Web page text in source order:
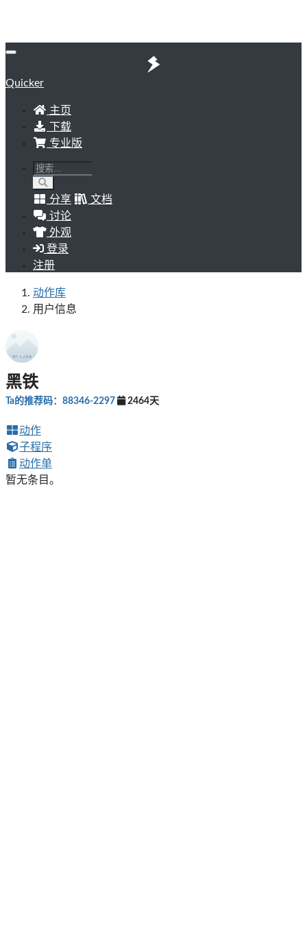
Quicker
主页
下载
专业版
分享
文档
讨论
外观
登录
注册
动作库
用户信息
黑铁
Ta的推荐码：88346-2297 2464天
动作
子程序
动作单
暂无条目。